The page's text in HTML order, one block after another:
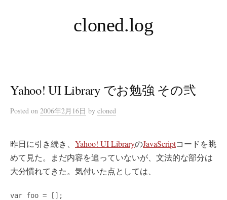
ス
ッ
cloned.log
Yahoo! UI Library でお勉強 その弐
Posted on 2006年2月16日 by cloned
昨日に引き続き、 Yahoo! UI LibraryのJavaScriptコードを眺
めて見た。まだ内容を追っていないが、文法的な部分は
大分慣れてきた。気付いた点としては、
var foo = [];